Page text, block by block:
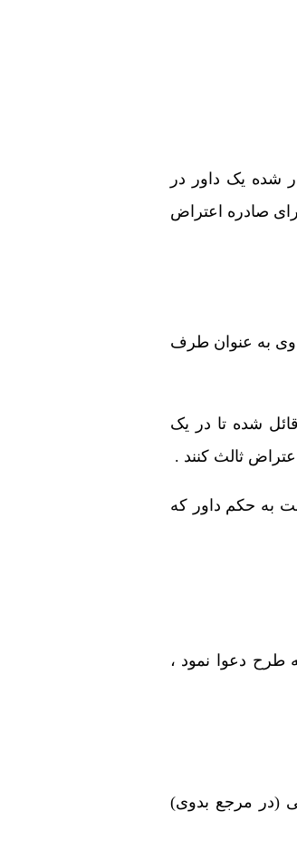
شده یک داور در
صادره اعتراض
به عنوان طرف
شده تا در یک
ثالث کنند .
به حکم داور که
طرح دعوا نمود ،
(در مرجع بدوی)